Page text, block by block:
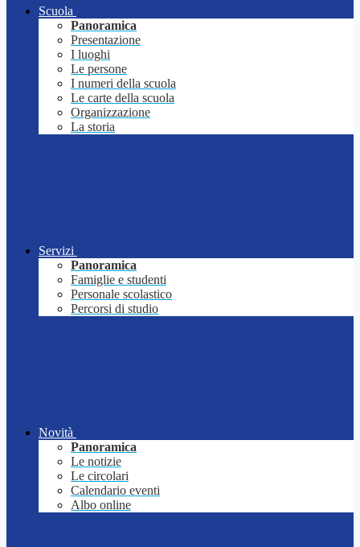
Scuola
Panoramica
Presentazione
I luoghi
Le persone
I numeri della scuola
Le carte della scuola
Organizzazione
La storia
Servizi
Panoramica
Famiglie e studenti
Personale scolastico
Percorsi di studio
Novità
Panoramica
Le notizie
Le circolari
Calendario eventi
Albo online